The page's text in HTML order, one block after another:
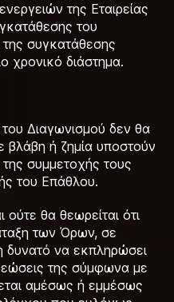
της Εταιρείας
του
συγκατάθεσης
χρονικό διάστημα.
του Διαγωνισμού δεν θα
βλάβη ή ζημία υποστούν
συμμετοχής τους
του Επάθλου.
ούτε θα θεωρείται ότι
των Όρων, σε
δυνατό να εκπληρώσει
της σύμφωνα με
αμέσως ή εμμέσως